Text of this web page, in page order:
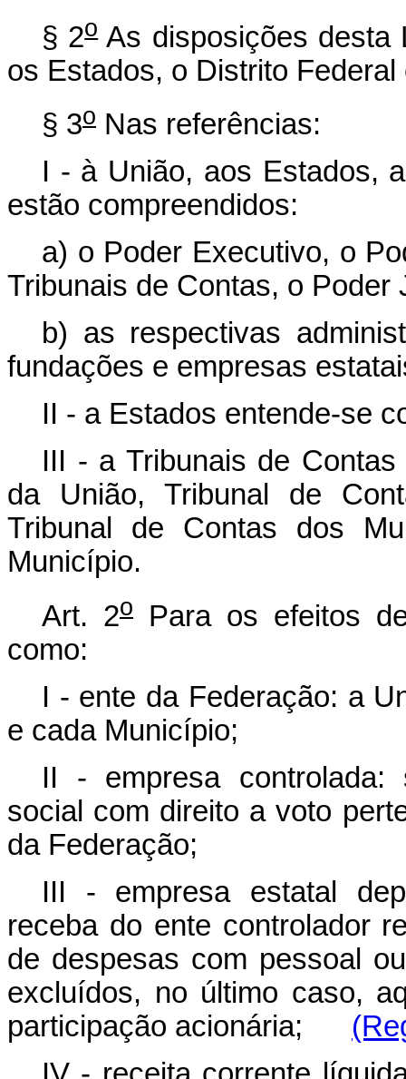
§ 2oAs disposições desta
os Estados, o Distrito
§ 3o Nas referências:
I - à União, aos Estados,
estão compreendidos:
a) o Poder Executivo, o
Tribunais de Contas, o Poder
b) as respectivas
fundações e empresas
II - a Estados entende-se
III - a Tribunais de
da União, Tribunal de
Tribunal de Contas dos
Município.
Art. 2o
Para os efeitos
como:
I - ente da Federação: a
e cada Município;
II - empresa controlada:
social com direito a voto
da Federação;
III - empresa estatal
receba do ente controlador
de despesas com pessoal
excluídos, no último caso,
participação acionária;